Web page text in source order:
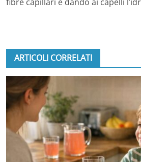
ARTICOLI CORRELATI